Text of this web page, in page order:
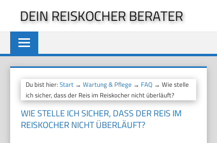
springen
DEIN REISKOCHER BERATER
Du bist hier:Start →Wartung & Pflege → FAQ → Wie stelle
ich sicher, dass der Reis im Reiskocher nicht überläuft?
WIE STELLE ICH SICHER, DASS DER REIS IM
REISKOCHER NICHT ÜBERLÄUFT?